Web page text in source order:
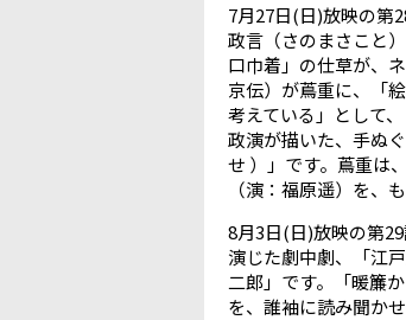
7月27日(日)放映の第
政言（さのまさこと
口巾着」の仕草が、
京伝）が蔦重に、「
考えている」として
政演が描いた、手ぬ
せ ）」です。蔦重は
（演：福原遥）を、
8月3日(日)放映の第29
演じた劇中劇、「江
二郎」です。「暖簾
を、誰袖に読み聞か